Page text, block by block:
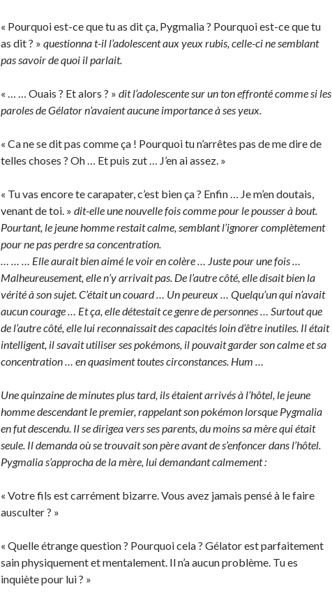
« Pourquoi est-ce que tu as dit ça, Pygmalia ? Pourquoi est-ce que tu
as dit ? » questionna t-il l’adolescent aux yeux rubis, celle-ci ne semblant
pas savoir de quoi il parlait.
« … … Ouais ? Et alors ? » dit l’adolescente sur un ton effronté comme si les
paroles de Gélator n’avaient aucune importance à ses yeux.
« Ca ne se dit pas comme ça ! Pourquoi tu n’arrêtes pas de me dire de
telles choses ? Oh … Et puis zut … J’en ai assez. »
« Tu vas encore te carapater, c’est bien ça ? Enfin … Je m’en doutais,
venant de toi. » dit-elle une nouvelle fois comme pour le pousser à bout.
Pourtant, le jeune homme restait calme, semblant l’ignorer complètement
pour ne pas perdre sa concentration.
… … … Elle aurait bien aimé le voir en colère … Juste pour une fois …
Malheureusement, elle n’y arrivait pas. De l’autre côté, elle disait bien la
vérité à son sujet. C’était un couard … Un peureux … Quelqu’un qui n’avait
aucun courage … Et ça, elle détestait ce genre de personnes … Surtout que
de l’autre côté, elle lui reconnaissait des capacités loin d’être inutiles. Il était
intelligent, il savait utiliser ses pokémons, il pouvait garder son calme et sa
concentration … en quasiment toutes circonstances. Hum …
Une quinzaine de minutes plus tard, ils étaient arrivés à l’hôtel, le jeune
homme descendant le premier, rappelant son pokémon lorsque Pygmalia
en fut descendu. Il se dirigea vers ses parents, du moins sa mère qui était
seule. Il demanda où se trouvait son père avant de s’enfoncer dans l’hôtel.
Pygmalia s’approcha de la mère, lui demandant calmement :
« Votre fils est carrément bizarre. Vous avez jamais pensé à le faire
ausculter ? »
« Quelle étrange question ? Pourquoi cela ? Gélator est parfaitement
sain physiquement et mentalement. Il n’a aucun problème. Tu es
inquiète pour lui ? »